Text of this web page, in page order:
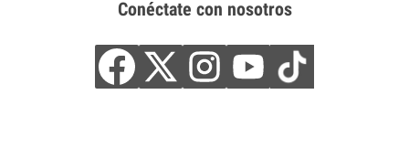
Conéctate con nosotros